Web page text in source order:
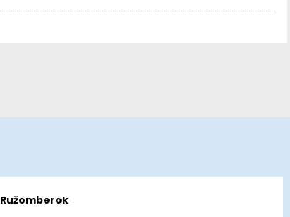
Ružomberok